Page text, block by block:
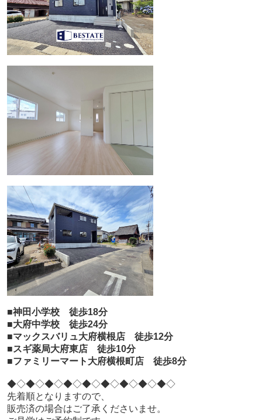
■神田小学校 徒歩18分
■大府中学校 徒歩24分
■マックスバリュ大府横根店 徒歩12分
■スギ薬局大府東店 徒歩10分
■ファミリーマート大府横根町店 徒歩8分
◆◇◆◇◆◇◆◇◆◇◆◇◆◇◆◇◆◇
先着順となりますので、
販売済の場合はご了承くださいませ。